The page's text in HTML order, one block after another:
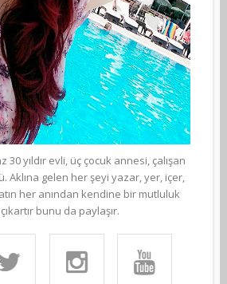
30 yıldır evli, üç çocuk annesi, çalışan
Aklına gelen her şeyi yazar, yer, içer,
her anından kendine bir mutluluk
bunu da paylaşır.